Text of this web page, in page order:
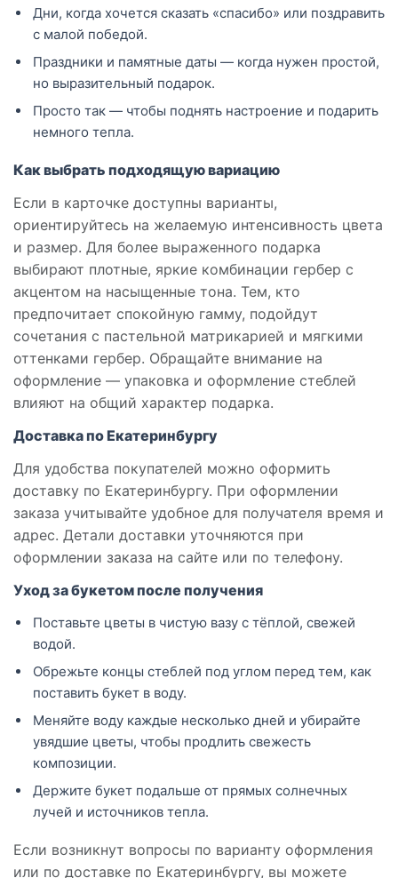
Дни, когда хочется сказать «спасибо» или поздравить
с малой победой.
Праздники и памятные даты — когда нужен простой,
но выразительный подарок.
Просто так — чтобы поднять настроение и подарить
немного тепла.
Как выбрать подходящую вариацию
Если в карточке доступны варианты,
ориентируйтесь на желаемую интенсивность цвета
и размер. Для более выраженного подарка
выбирают плотные, яркие комбинации гербер с
акцентом на насыщенные тона. Тем, кто
предпочитает спокойную гамму, подойдут
сочетания с пастельной матрикарией и мягкими
оттенками гербер. Обращайте внимание на
оформление — упаковка и оформление стеблей
влияют на общий характер подарка.
Доставка по Екатеринбургу
Для удобства покупателей можно оформить
доставку по Екатеринбургу. При оформлении
заказа учитывайте удобное для получателя время и
адрес. Детали доставки уточняются при
оформлении заказа на сайте или по телефону.
Уход за букетом после получения
Поставьте цветы в чистую вазу с тёплой, свежей
водой.
Обрежьте концы стеблей под углом перед тем, как
поставить букет в воду.
Меняйте воду каждые несколько дней и убирайте
увядшие цветы, чтобы продлить свежесть
композиции.
Держите букет подальше от прямых солнечных
лучей и источников тепла.
Если возникнут вопросы по варианту оформления
или по доставке по Екатеринбургу, вы можете